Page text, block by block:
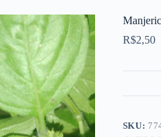
R$2,50
SKU: